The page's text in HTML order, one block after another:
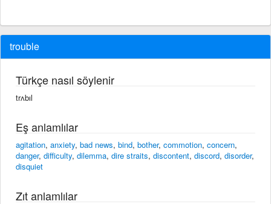
trouble
Türkçe nasıl söylenir
trʌbıl
Eş anlamlılar
agitation, anxiety, bad news, bind, bother, commotion, concern,
danger, difficulty, dilemma, dire straits, discontent, discord, disorder,
disquiet
Zıt anlamlılar